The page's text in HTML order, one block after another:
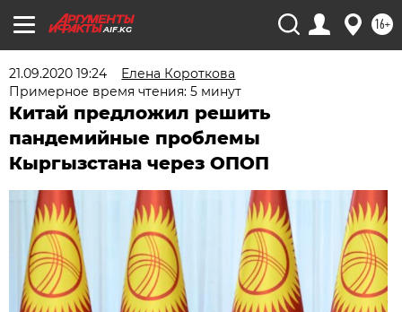
AIF.KG 16+
21.09.2020 19:24
Елена Короткова
Примерное время чтения: 5 минут
Китай предложил решить
пандемийные проблемы
Кыргызстана через ОПОП